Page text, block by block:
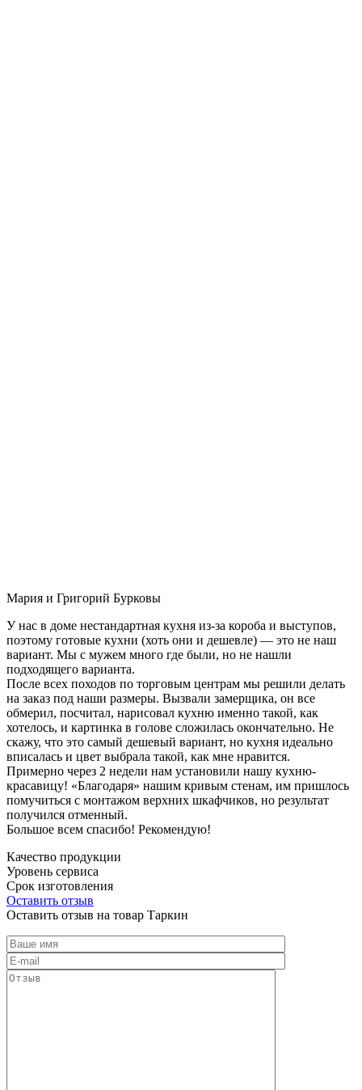
Мария и Григорий Бурковы
У нас в доме нестандартная кухня из-за короба и выступов,
поэтому готовые кухни (хоть они и дешевле) — это не наш
вариант. Мы с мужем много где были, но не нашли
подходящего варианта.
После всех походов по торговым центрам мы решили делать
на заказ под наши размеры. Вызвали замерщика, он все
обмерил, посчитал, нарисовал кухню именно такой, как
хотелось, и картинка в голове сложилась окончательно. Не
скажу, что это самый дешевый вариант, но кухня идеально
вписалась и цвет выбрала такой, как мне нравится.
Примерно через 2 недели нам установили нашу кухню-
красавицу! «Благодаря» нашим кривым стенам, им пришлось
помучиться с монтажом верхних шкафчиков, но результат
получился отменный.
Большое всем спасибо! Рекомендую!
Качество продукции
Уровень сервиса
Срок изготовления
Оставить отзыв
Оставить отзыв на товар Таркин